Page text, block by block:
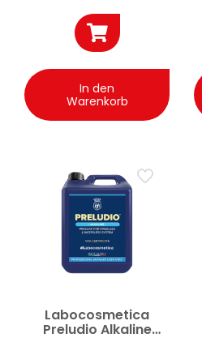
In den
Warenkorb
Labocosmetica
Preludio Alkaline